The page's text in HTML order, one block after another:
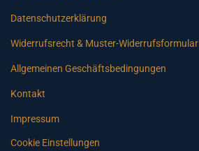
Datenschutzerklärung
Widerrufsrecht & Muster-Widerrufsformular
Allgemeinen Geschäftsbedingungen
Kontakt
Impressum
Cookie Einstellungen